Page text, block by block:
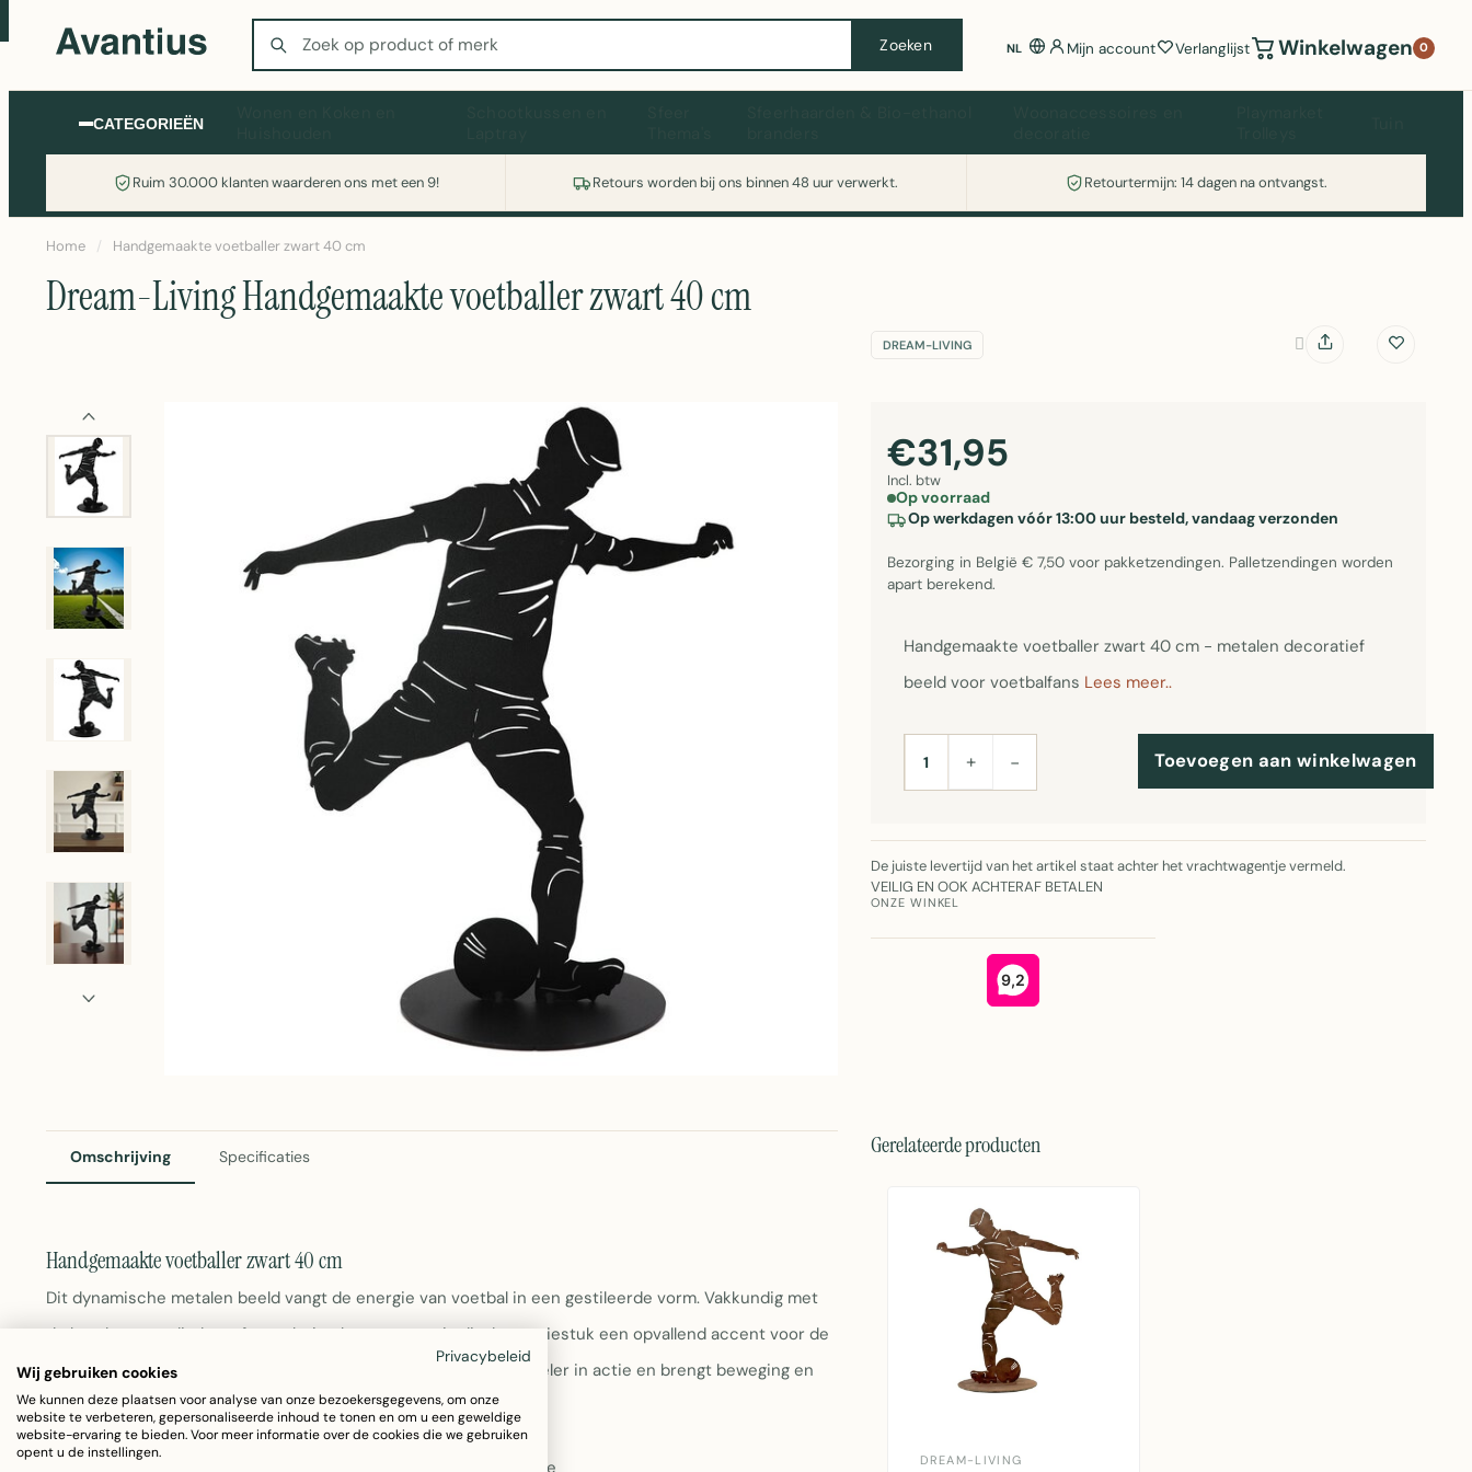
Zoeken
Zoeken NL Mijn account Verlanglijst Winkelwagen 0
CATEGORIEËN
Ruim 30.000 klanten waarderen ons met een 9! Retours worden bij ons binnen 48 uur verwerkt. Retourtermijn: 14 dagen na ontvangst.
Wasmachine of koelkast nodig? Vergelijk alle prijzen op Witgoedaanbod.nl
Home / Handgemaakte voetballer zwart 40 cm
Dream-Living Handgemaakte voetballer zwart 40 cm
DREAM-LIVING
€31,95
Incl. btw
Op voorraad
Op werkdagen vóór 13:00 uur besteld, vandaag verzonden
Bezorging in België € 7,50 voor pakketzendingen. Palletzendingen worden
apart berekend.
Handgemaakte voetballer zwart 40 cm - metalen decoratief
beeld voor voetbalfans Lees meer..
AANTAL+ − Toevoegen aan winkelwagen
De juiste levertijd van het artikel staat achter het vrachtwagentje vermeld.
VEILIG EN OOK ACHTERAF BETALEN
ONZE WINKEL
Omschrijving Specificaties
Handgemaakte voetballer zwart 40 cm
Dit dynamische metalen beeld vangt de energie van voetbal in een gestileerde vorm. Vakkundig met
de hand vervaardigd en afgewerkt in elegant zwart, is dit decoratiestuk een opvallend accent voor de
woonkamer, thuiskantoor of slaapkamer. Het beeld toont een speler in actie en brengt beweging en
passie in elke ruimte.
Hoogte 40 cm met voetplaat van 18 cm doorsnede
Gerelateerde producten
DREAM-LIVING
Privacybeleid
Wij gebruiken cookies
We kunnen deze plaatsen voor analyse van onze bezoekersgegevens, om onze
website te verbeteren, gepersonaliseerde inhoud te tonen en om u een geweldige
website-ervaring te bieden. Voor meer informatie over de cookies die we gebruiken
opent u de instellingen.